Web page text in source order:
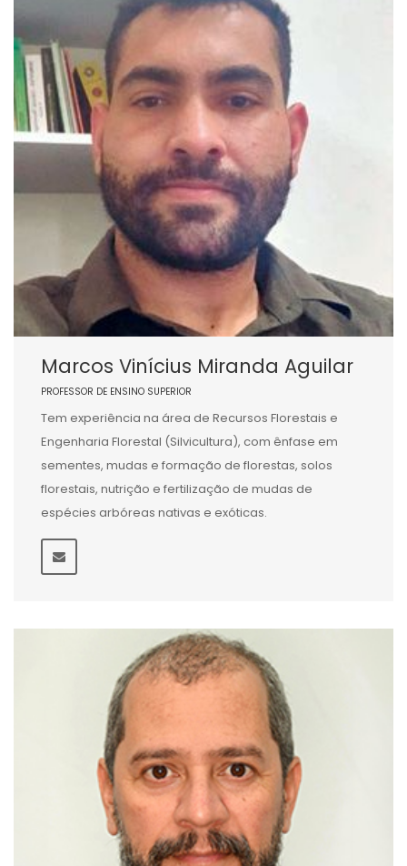
Marcos Vinícius Miranda Aguilar
PROFESSOR DE ENSINO SUPERIOR
Tem experiência na área de Recursos Florestais e
Engenharia Florestal (Silvicultura), com ênfase em
sementes, mudas e formação de florestas, solos
florestais, nutrição e fertilização de mudas de
espécies arbóreas nativas e exóticas.